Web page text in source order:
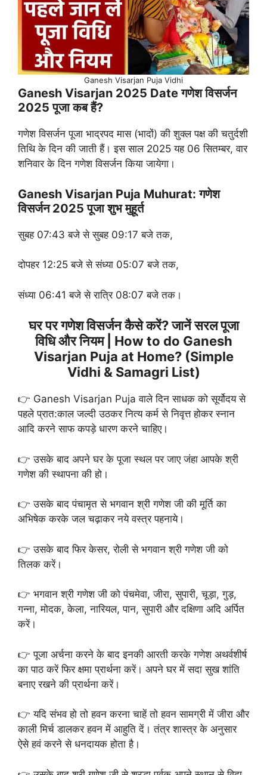
Ganesh Visarjan Puja Vidhi
Ganesh Visarjan 2025 Date गणेश विसर्जन
2025 पूजा कब हैं?
गणेश विसर्जन पूजा भाद्रपद मास (भादों) की शुक्ल पक्ष की चतुर्दशी
तिथि के दिन की जाती हैं। इस साल 2025 यह 06 सितम्बर, वार
शनिवार के दिन गणेश विसर्जन किया जायेगा।
Ganesh Visarjan Puja Muhurat: गणेश
विसर्जन 2025 पूजा शुभ मुहूर्त
सुबह 07:43 बजे से सुबह 09:17 बजे तक,
दोपहर 12:25 बजे से संध्या 05:07 बजे तक,
संध्या 06:41 बजे से रात्रि 08:07 बजे तक।
घर पर गणेश विसर्जन कैसे करें? जानें सरल पूजा
विधि और नियम | How to do Ganesh
Visarjan Puja at Home? (Simple
Vidhi & Samagri List)
👉 Ganesh Visarjan Puja वाले दिन साधक को सूर्योदय से
पहले प्रात:काल जल्दी उठकर नित्य कर्म से निवृत्त होकर स्नान
आदि करने साफ कपड़े धारण करने चाहिए।
👉 उसके बाद अपने घर के पूजा स्थल पर जाए जंहा आपके श्री
गणेश की स्थापना की हो।
👉 उसके बाद पंचामृत से भगवान श्री गणेश जी की मूर्ति का
अभिषेक करके जल चढ़ाकर नये वस्त्र पहनाये।
👉 उसके बाद फिर केसर, रोली से भगवान श्री गणेश जी को
तिलक करें।
👉 भगवान श्री गणेश जी को पंचमेवा, जीरा, सुपारी, चूड़ा, गुड़,
गन्ना, मोदक, केला, नारियल, पान, सुपारी और दक्षिणा अदि अर्पित
करें।
👉 पूजा अर्चना करने के बाद इनकी आरती करके गणेश अथर्वशीर्ष
का पाठ करें फिर क्षमा प्रार्थना करें। अपने घर में सदा सुख शांति
बनाए रखने की प्रार्थना करें।
👉 यदि संभव हो तो हवन करना चाहें तो हवन सामग्री में जीरा और
काली मिर्च डालकर हवन में आहुति दें। तंत्र शास्त्र के अनुसार
ऐसे हवं करने से धनदायक होता है।